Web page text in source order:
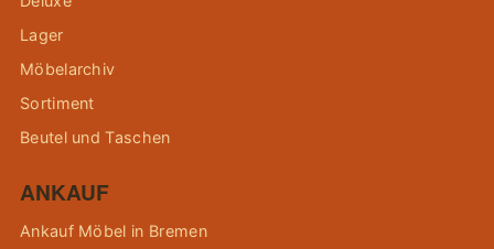
Lager
Möbelarchiv
Sortiment
Beutel und Taschen
ANKAUF
Ankauf Möbel in Bremen